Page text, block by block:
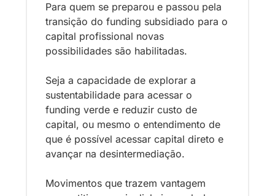
Para quem se preparou e passou pela
transição do funding subsidiado para o
capital profissional novas
possibilidades são habilitadas.
Seja a capacidade de explorar a
sustentabilidade para acessar o
funding verde e reduzir custo de
capital, ou mesmo o entendimento de
que é possível acessar capital direto e
avançar na desintermediação.
Movimentos que trazem vantagem